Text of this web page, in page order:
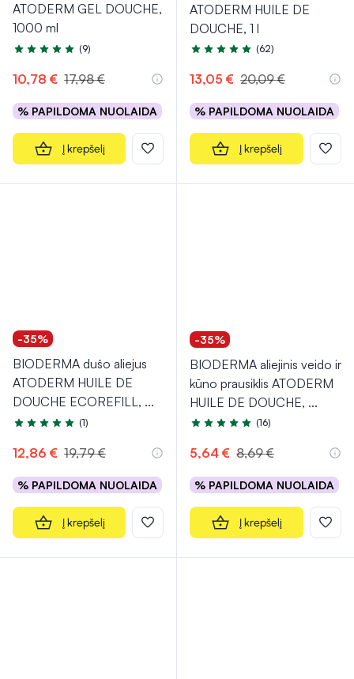
ATODERM GEL DOUCHE,
1000 ml
Įvertinimas 4.8 iš 5
(9)
10,78 € 17,98 €
% PAPILDOMA NUOLAIDA
Į krepšelį
ATODERM HUILE DE
DOUCHE, 1 l
Įvertinimas 5.0 iš 5
(62)
13,05 € 20,09 €
% PAPILDOMA NUOLAIDA
Į krepšelį
-35%
BIODERMA dušo aliejus
ATODERM HUILE DE
DOUCHE ECOREFILL, ...
Įvertinimas 5.0 iš 5
(1)
12,86 € 19,79 €
% PAPILDOMA NUOLAIDA
Į krepšelį
-35%
BIODERMA aliejinis veido ir
kūno prausiklis ATODERM
HUILE DE DOUCHE, ...
Įvertinimas 4.9 iš 5
(16)
5,64 € 8,69 €
% PAPILDOMA NUOLAIDA
Į krepšelį